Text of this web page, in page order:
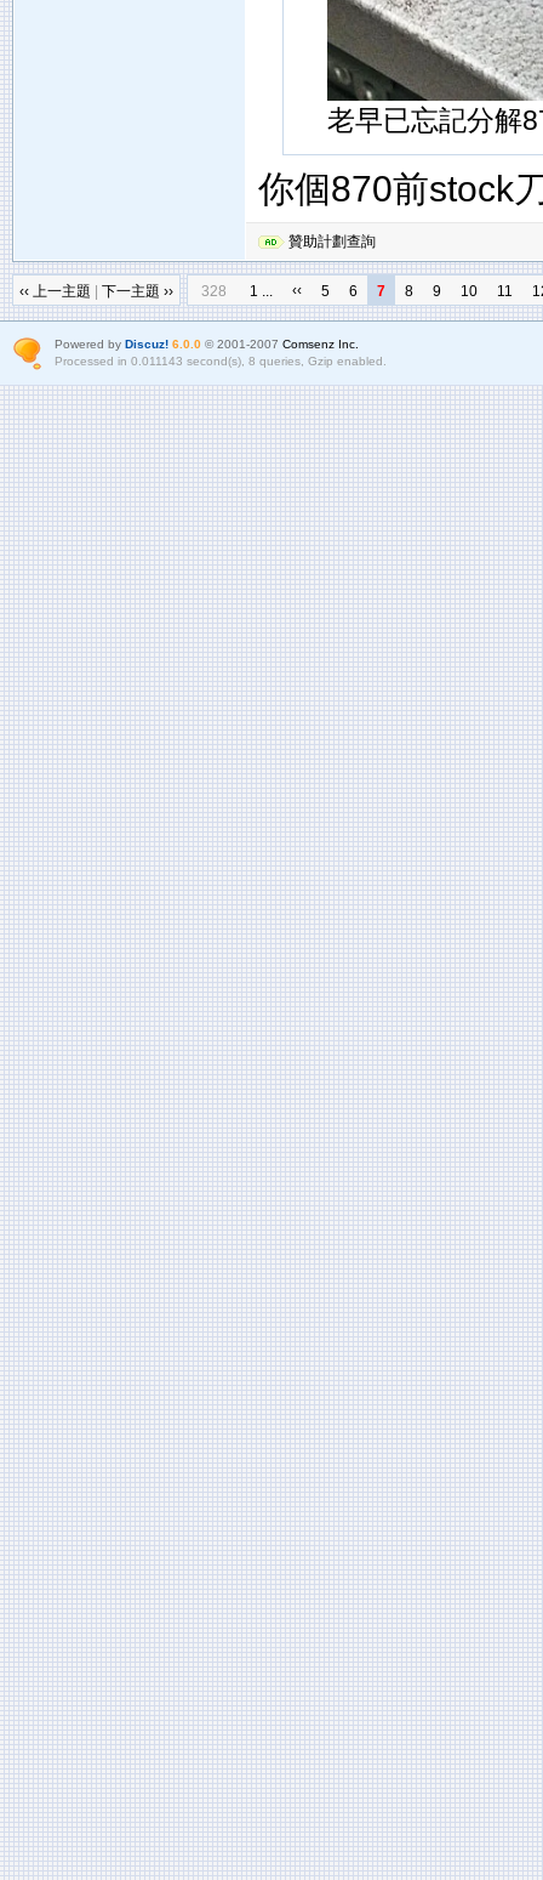
老早已忘記分解
你個870前stock
贊助計劃查詢
‹‹ 上一主題 下一主題 ›› 328 1 ... ‹‹ 5 6 7 8 9 10 11
Powered by Discuz! 6.0.0© 2001-2007 Comsenz Inc.
Processed in 0.011143 second(s), 8 queries, Gzip enabled.